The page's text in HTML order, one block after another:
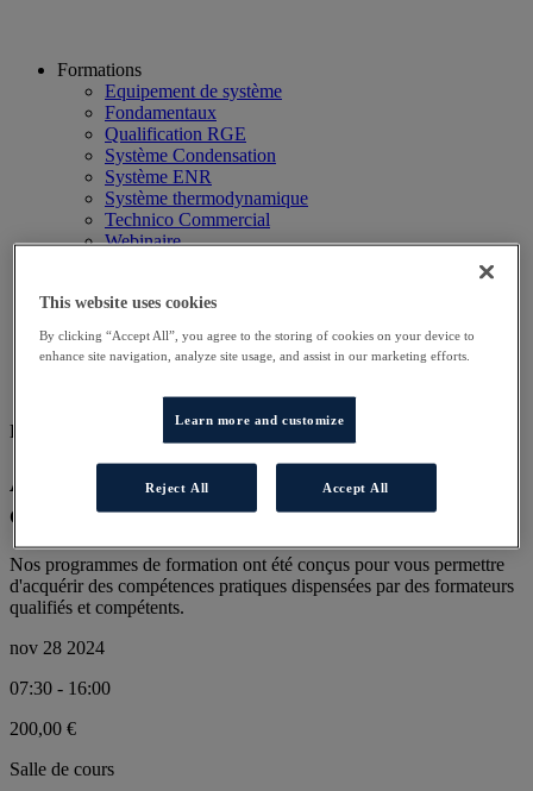
Formations
Equipement de système
Fondamentaux
Qualification RGE
Système Condensation
Système ENR
Système thermodynamique
Technico Commercial
Webinaire
Planning
Contactez-nous
Autres sites
Particulier
DD COND AT
Approfondissement technique des
chaudières à condensation
Nos programmes de formation ont été conçus pour vous permettre
d'acquérir des compétences pratiques dispensées par des formateurs
qualifiés et compétents.
nov 28 2024
07:30 - 16:00
200,00 €
Salle de cours
This website uses cookies
By clicking “Accept All”, you agree to the storing of cookies on your device to
enhance site navigation, analyze site usage, and assist in our marketing efforts.
Learn more and customize
Reject All Accept All